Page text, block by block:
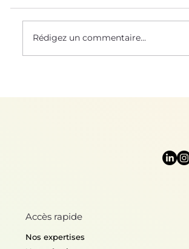
Rédigez un commentaire...
Accès rapide
Nos expertises